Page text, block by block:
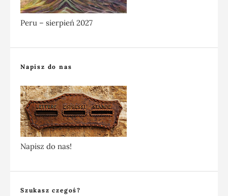
Peru – sierpień 2027
Napisz do nas
Napisz do nas!
Szukasz czegoś?